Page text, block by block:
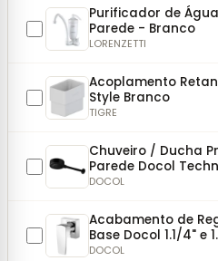
Purificador de
Parede - Branco
LORENZETTI
Acoplamento
Style Branco
TIGRE
Chuveiro / Ducha
Parede Docol
DOCOL
Acabamento de
Base Docol 1.1/4" e
Cromado
DOCOL